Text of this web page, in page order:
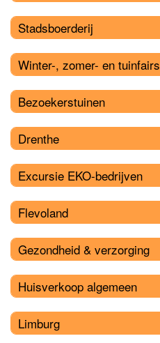
Stadsboerderij
Winter-, zomer- en tuinfairs
Bezoekerstuinen
Drenthe
Excursie EKO-bedrijven
Flevoland
Gezondheid & verzorging
Huisverkoop algemeen
Limburg